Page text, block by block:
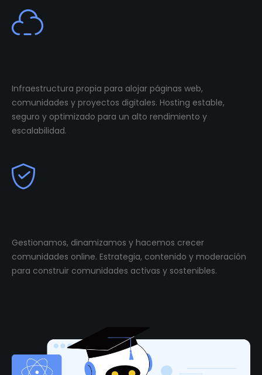
Infraestructura propia para alojar páginas web,
comunidades y proyectos digitales. Hosting estable,
seguro y optimizado para un alto rendimiento y
escalabilidad.
Gestionamos, dinamizamos y hacemos crecer
comunidades online. Estrategia, contenido y moderación
para construir comunidades activas y sostenibles.